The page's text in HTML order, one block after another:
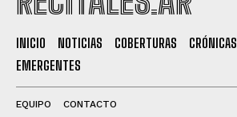
INICIO NOTICIAS COBERTURAS CRÓNICAS
EMERGENTES
EQUIPO CONTACTO